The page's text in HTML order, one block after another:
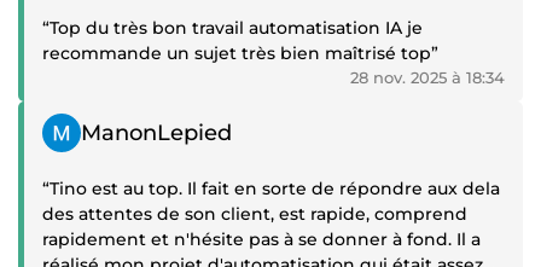
“Top du très bon travail automatisation IA je
recommande un sujet très bien maîtrisé top”
28 nov. 2025 à 18:34
Témoignage positif
ManonLepied
“Tino est au top. Il fait en sorte de répondre aux dela
des attentes de son client, est rapide, comprend
rapidement et n'hésite pas à se donner à fond. Il a